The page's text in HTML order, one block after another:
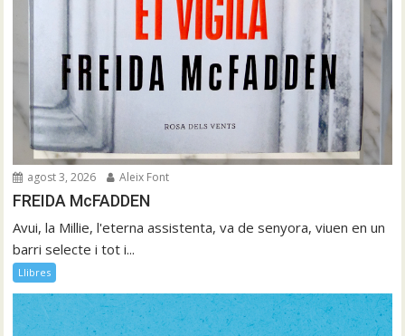
agost 3, 2026 Aleix Font
FREIDA McFADDEN
Avui, la Millie, l'eterna assistenta, va de senyora, viuen en un
barri selecte i tot i...
Llibres